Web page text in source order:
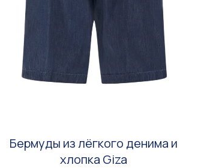
Бермуды из лёгкого денима и
хлопка Giza